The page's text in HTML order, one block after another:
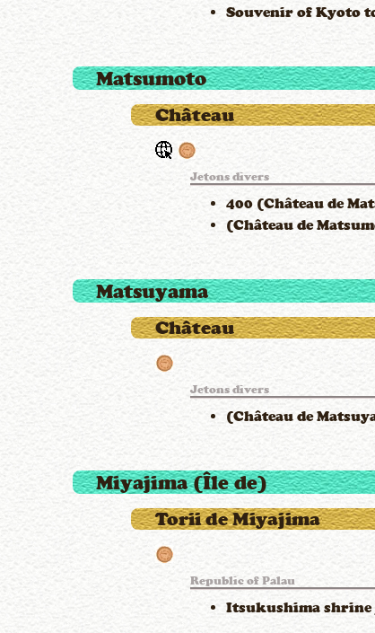
Souvenir of Kyoto
Matsumoto
Château
Jetons divers
400 (Château de
(Château de
Matsuyama
Château
Jetons divers
(Château de
Miyajima (Île de)
Torii de Miyajima
Republic of Palau
Itsukushima shrine